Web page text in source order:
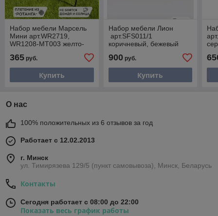
Набор мебели Марсель
Мини арт.WR2719,
WR1208-МТ003 желто-
365 руб.
Купить
Набор мебели Лион
арт.SFS011/1
коричневый, бежевый
900руб.
Купить
О нас
100% положительных из 6 отзывов за год
Работает с 12.02.2013
г. Минск
ул. Тимирязева 129/5 (пункт самовывоза), Минск, Беларусь
Контакты
Сегодня работает с 08:00 до 22:00
Показать весь график работы